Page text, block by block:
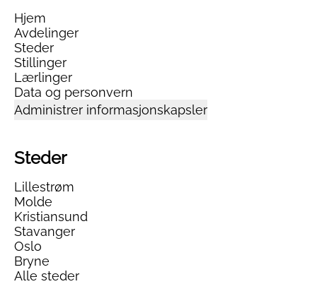
Hjem
Avdelinger
Steder
Stillinger
Lærlinger
Data og personvern
Administrer informasjonskapsler
Steder
Lillestrøm
Molde
Kristiansund
Stavanger
Oslo
Bryne
Alle steder